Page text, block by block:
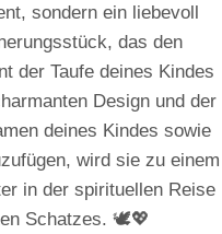
sondern ein liebevoll
das den
der Taufe deines Kindes
Design und der
deines Kindes sowie
wird sie zu einem
in der spirituellen Reise
Schatzes. 🕊️💖